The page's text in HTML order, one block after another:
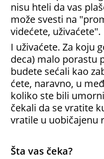
nisu hteli da vas
može svesti na
videćete, uživaćete".
I uživaćete. Za koju
deca) malo porastu
budete sećali kao
ćete, naravno, u
koliko ste bili
čekali da se vratite
vratile u uobičajenu
Šta vas čeka?